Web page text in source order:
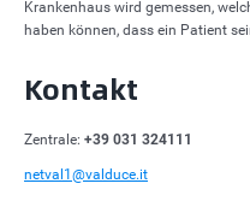
Krankenhaus wird gemessen,
haben können, dass ein Patient
Kontakt
Zentrale: +39 031 324111
netval1@valduce.it